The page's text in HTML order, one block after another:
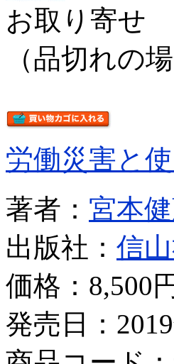
お取り寄せ
（品切れの
労働災害と
著者： 宮本
出版社： 信
価格： 8,500
発売日：